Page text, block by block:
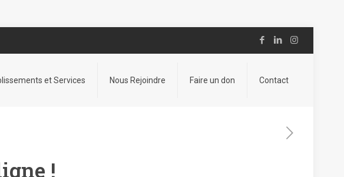
et Services Nous Rejoindre Faire un don Contact
!